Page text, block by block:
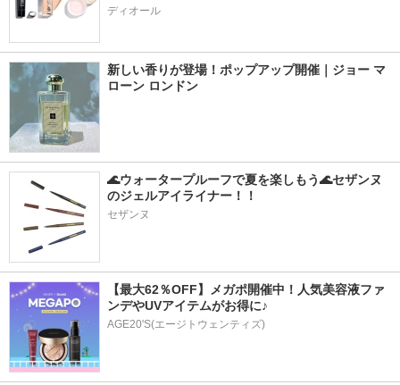
ディオール
新しい香りが登場！ポップアップ開催｜ジョー マ
ローン ロンドン
🌊ウォータープルーフで夏を楽しもう🌊セザンヌ
のジェルアイライナー！！
セザンヌ
【最大62％OFF】メガポ開催中！人気美容液ファ
ンデやUVアイテムがお得に♪
AGE20'S(エージトウェンティズ)